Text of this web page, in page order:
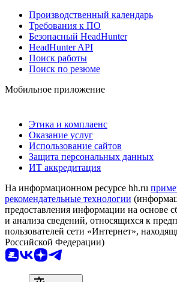
Производственный календарь
Требования к ПО
Безопасный HeadHunter
HeadHunter API
Поиск работы
Поиск по резюме
Мобильное приложение
Этика и комплаенс
Оказание услуг
Использование сайтов
Защита персональных данных
ИТ аккредитация
На информационном ресурсе hh.ru
рекомендательные технологии
предоставления информации на основе
и анализа сведений, относящихся к
пользователей сети «Интернет»,
Российской Федерации)